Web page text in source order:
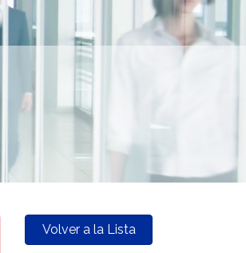
Volver a la Lista